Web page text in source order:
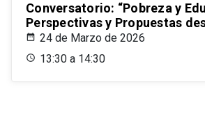
Conversatorio: “Pobreza y
Perspectivas y Propuestas
24 de Marzo de 2026
13:30 a 14:30